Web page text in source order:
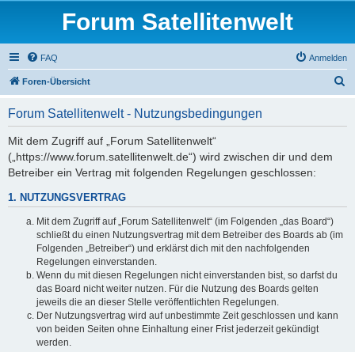
Forum Satellitenwelt
FAQ Anmelden
Foren-Übersicht
Forum Satellitenwelt - Nutzungsbedingungen
Mit dem Zugriff auf „Forum Satellitenwelt“
(„https://www.forum.satellitenwelt.de“) wird zwischen dir und dem
Betreiber ein Vertrag mit folgenden Regelungen geschlossen:
1. NUTZUNGSVERTRAG
Mit dem Zugriff auf „Forum Satellitenwelt“ (im Folgenden „das Board“)
schließt du einen Nutzungsvertrag mit dem Betreiber des Boards ab (im
Folgenden „Betreiber“) und erklärst dich mit den nachfolgenden
Regelungen einverstanden.
Wenn du mit diesen Regelungen nicht einverstanden bist, so darfst du
das Board nicht weiter nutzen. Für die Nutzung des Boards gelten
jeweils die an dieser Stelle veröffentlichten Regelungen.
Der Nutzungsvertrag wird auf unbestimmte Zeit geschlossen und kann
von beiden Seiten ohne Einhaltung einer Frist jederzeit gekündigt
werden.